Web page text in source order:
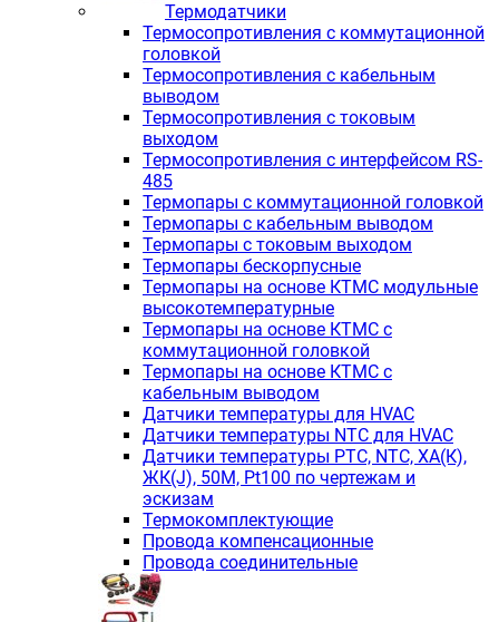
Термодатчики
Термосопротивления с коммутационной
головкой
Термосопротивления с кабельным
выводом
Термосопротивления с токовым
выходом
Термосопротивления с интерфейсом RS-
485
Термопары с коммутационной головкой
Термопары с кабельным выводом
Термопары с токовым выходом
Термопары бескорпусные
Термопары на основе КТМС модульные
высокотемпературные
Термопары на основе КТМС с
коммутационной головкой
Термопары на основе КТМС с
кабельным выводом
Датчики температуры для HVAC
Датчики температуры NTC для HVAC
Датчики температуры PTС, NTC, ХА(К),
ЖК(J), 50М, Pt100 по чертежам и
эскизам
Термокомплектующие
Провода компенсационные
Провода соединительные